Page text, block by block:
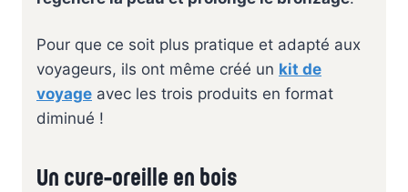
Pour que ce soit plus pratique et adapté aux
voyageurs, ils ont même créé un kit de
voyage avec les trois produits en format
diminué !
Un cure-oreille en bois